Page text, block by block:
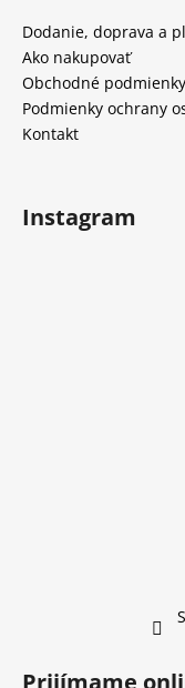
Dodanie, doprava a
Ako nakupovať
Obchodné podmienky
Podmienky ochrany
Kontakt
Instagram
Prijímame